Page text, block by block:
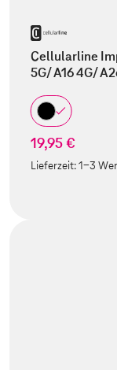
Cellularline
5G/ A16 4G/
19,95 €
Lieferzeit:1-3